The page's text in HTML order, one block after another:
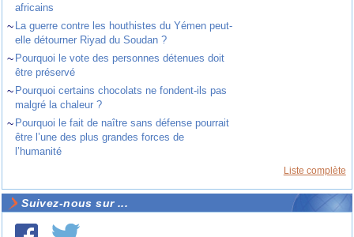
africains
~ La guerre contre les houthistes du Yémen peut-
elle détourner Riyad du Soudan ?
~ Pourquoi le vote des personnes détenues doit
être préservé
~ Pourquoi certains chocolats ne fondent-ils pas
malgré la chaleur ?
~ Pourquoi le fait de naître sans défense pourrait
être l’une des plus grandes forces de
l’humanité
Liste complète
Suivez-nous sur ...